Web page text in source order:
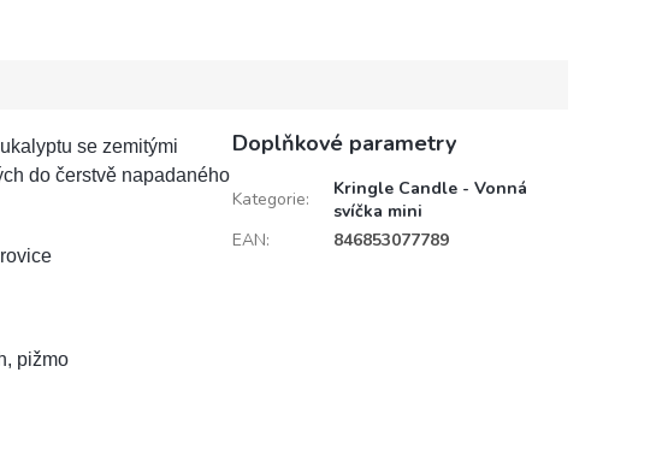
se zemitými
do čerstvě napadaného
pižmo
Doplňkové parametry
Kategorie:
Kringle Candle - Vonná
svíčka mini
EAN: 846853077789